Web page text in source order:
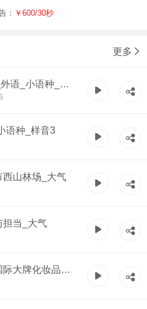
： ￥600/30秒
更多
语_小语种_样
语种_样音3
山林场_大气
担当_大气
大牌化妆品法